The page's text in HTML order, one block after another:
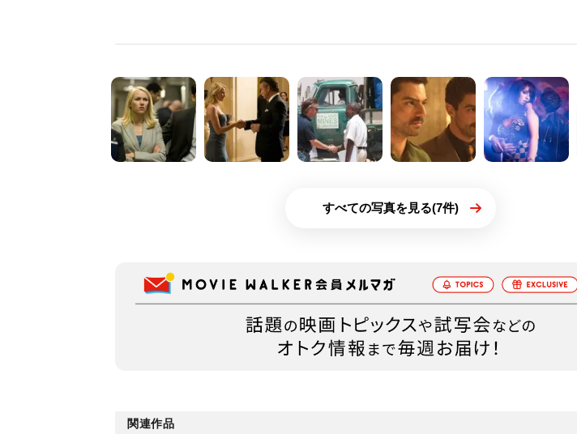
すべての写真を見る(7件)
関連作品